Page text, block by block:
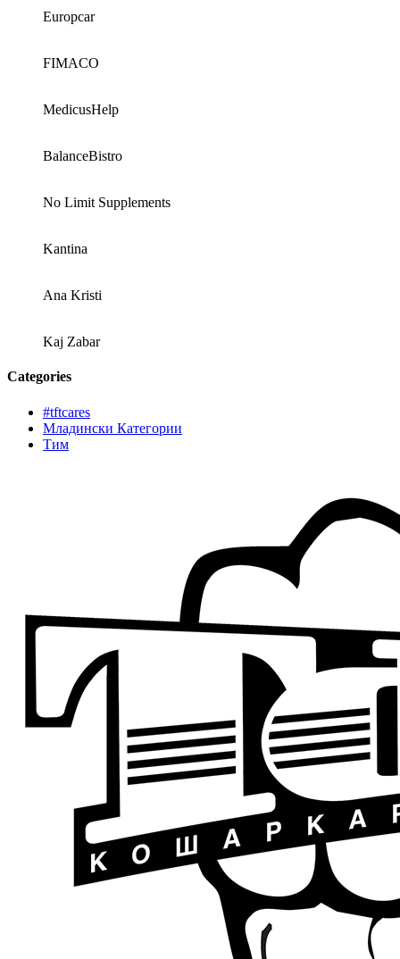
Europcar
FIMACO
MedicusHelp
BalanceBistro
No Limit Supplements
Kantina
Ana Kristi
Kaj Zabar
Categories
#tftcares
Младински Категории
Тим